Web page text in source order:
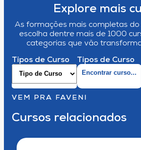
Explore mais
As formações mais completas do
escolha dentre mais de 1000
categorias que vão
Tipos de Curso Tipos de Curso
VEM PRA FAVENI
Cursos relacionados